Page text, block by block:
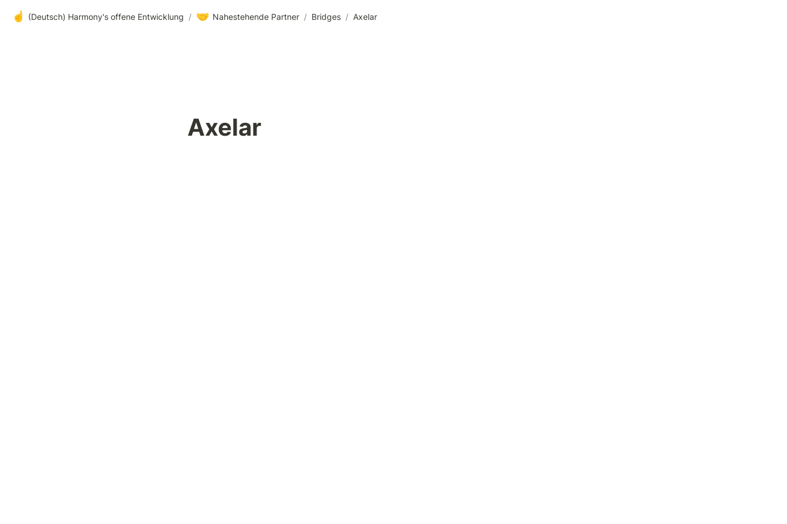
☝️ (Deutsch) Harmony's offene Entwicklung / 🤝 Nahestehende Partner / Bridges / Axelar
Axelar